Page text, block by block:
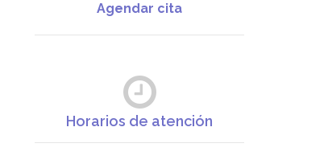
Agendar cita
Horarios de atención